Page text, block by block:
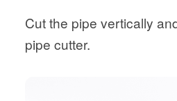
Cut the pipe vertically
pipe cutter.